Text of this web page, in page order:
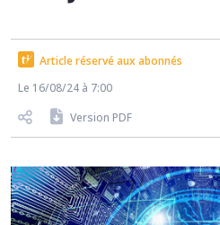
Article réservé aux abonnés
Le 16/08/24 à 7:00
Version PDF